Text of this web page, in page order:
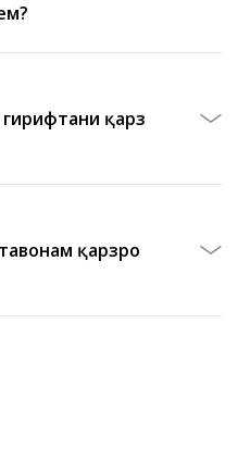
гирифтани қарз
қарзро